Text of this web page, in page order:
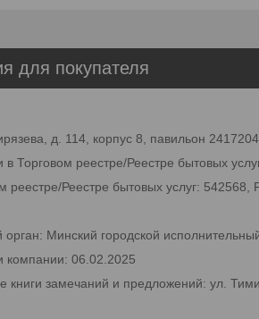
для покупателя
д. 114, корпус 8, павильон
в Торговом реестре/Реестре бытовых
реестре/Реестре бытовых услуг: 542568,
орган: Минский городской
компании: 06.02.2025
книги замечаний и предложений: ул.